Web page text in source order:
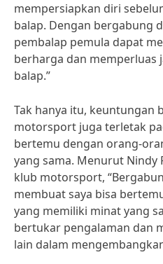
mempersiapkan diri
balap. Dengan bergabung
pembalap pemula dapat
berharga dan memperluas
balap.”
Tak hanya itu, keuntungan
motorsport juga terletak
bertemu dengan orang-
yang sama. Menurut
klub motorsport,
membuat saya bisa
yang memiliki minat yang
bertukar pengalaman dan
lain dalam